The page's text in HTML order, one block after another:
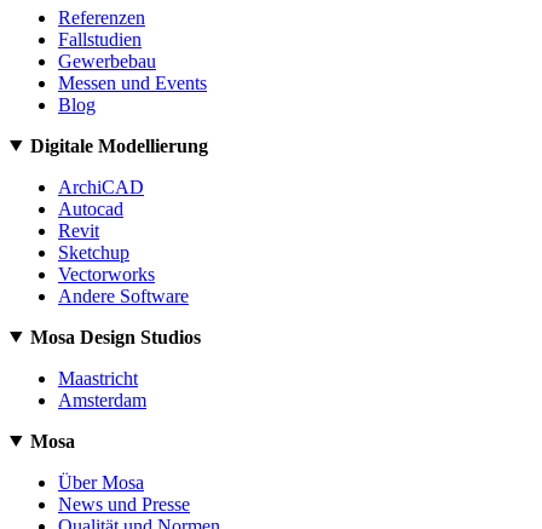
Referenzen
Fallstudien
Gewerbebau
Messen und Events
Blog
Digitale Modellierung
ArchiCAD
Autocad
Revit
Sketchup
Vectorworks
Andere Software
Mosa Design Studios
Maastricht
Amsterdam
Mosa
Über Mosa
News und Presse